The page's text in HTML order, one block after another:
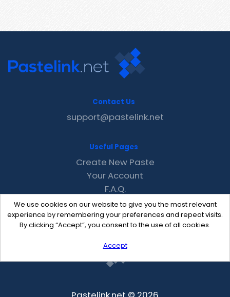
We use cookies on our website to give you the most relevant
experience by remembering your preferences and repeat visits.
By clicking “Accept”, you consent to the use of all cookies.
Accept
Contact Us
support@pastelink.net
Useful Pages
Create New Paste
Your Account
F.A.Q.
Recent
Contact